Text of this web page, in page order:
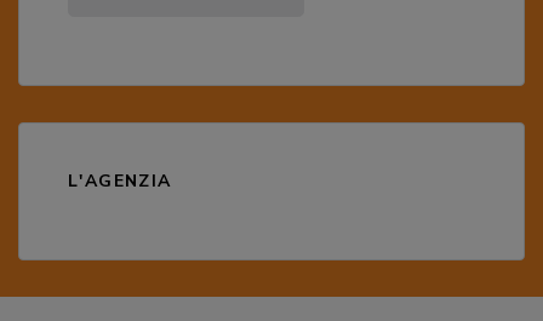
L'AGENZIA